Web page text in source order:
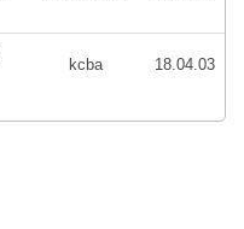
kcba 18.04.03